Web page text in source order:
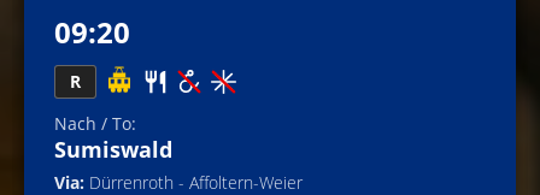
09:20
R
Sumiswald
Dürrenroth - Affoltern-Weier